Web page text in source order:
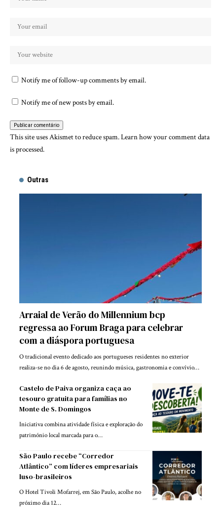
Notify me of follow-up comments by email.
Notify me of new posts by email.
This site uses Akismet to reduce spam.Learn how your comment data
is processed.
Outras
Arraial de Verão do Millennium bcp
regressa ao Forum Braga para celebrar
com a diáspora portuguesa
O tradicional evento dedicado aos portugueses residentes no exterior
realiza-se no dia 6 de agosto, reunindo música, gastronomia e convívio…
Castelo de Paiva organiza caça ao
tesouro gratuita para famílias no
Monte de S. Domingos
Iniciativa combina atividade física e exploração do
património local marcada para o…
São Paulo recebe “Corredor
Atlântico” com líderes empresariais
luso-brasileiros
O Hotel Tivoli Mofarrej, em São Paulo, acolhe no
próximo dia 12…